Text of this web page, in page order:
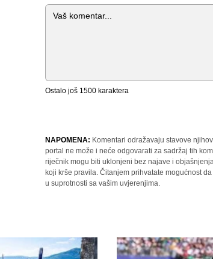
Komentar
Ostalo još 1500 karaktera
NAPOMENA: Komentari odražavaju stavove
portal ne može i neće odgovarati za sadržaj tih
riječnik mogu biti uklonjeni bez najave i
koji krše pravila. Čitanjem prihvatate mogućnost
u suprotnosti sa vašim uvjerenjima.